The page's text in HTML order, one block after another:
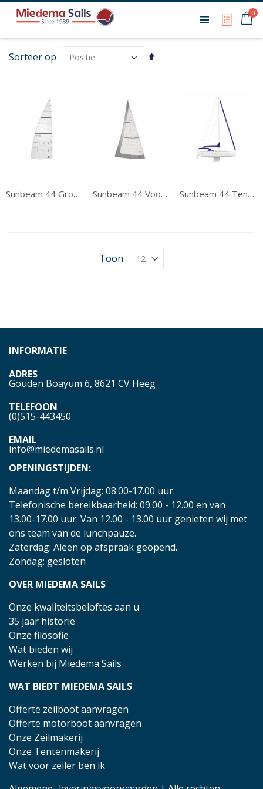
My0
Sorteer op
Van
Sunbeam 44 Grootzeil Sunbeam 44 Voorzeil Sunbeam 44 Tentwerk
Toon
INFORMATIE
ADRES
Gouden Boayum 6, 8621 CV Heeg
TELEFOON
(0)515-443450
EMAIL
info@miedemasails.nl
OPENINGSTIJDEN:
Maandag t/m Vrijdag: 08.00-17.00 uur.
Telefonische bereikbaarheid: 09.00 - 12.00 en van
13.00-17.00 uur. Van 12.00 - 13.00 uur genieten wij met
ons team van de lunchpauze.
Zaterdag: Aleen op afspraak geopend.
Zondag: gesloten
OVER MIEDEMA SAILS
Onze kwaliteitsbeloftes aan u
35 jaar historie
Onze filosofie
Wat bieden wij
Werken bij Miedema Sails
WAT BIEDT MIEDEMA SAILS
Offerte zeilboot aanvragen
Offerte motorboot aanvragen
Onze Zeilmakerij
Onze Tentenmakerij
Wat voor zeiler ben ik